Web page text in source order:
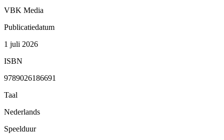
VBK Media
Publicatiedatum
1 juli 2026
ISBN
9789026186691
Taal
Nederlands
Speelduur